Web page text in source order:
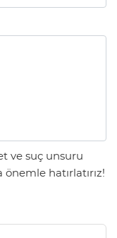
ve suç unsuru
hatırlatırız!